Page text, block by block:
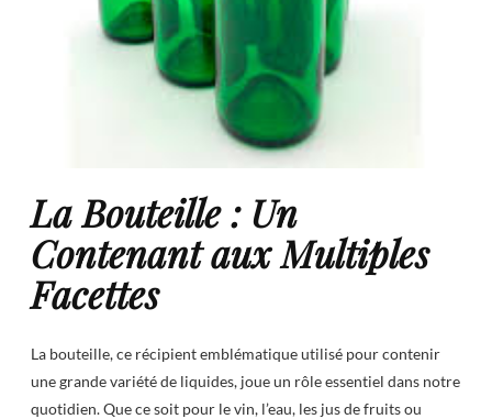
La Bouteille : Un
Contenant aux Multiples
Facettes
La bouteille, ce récipient emblématique utilisé pour contenir
une grande variété de liquides, joue un rôle essentiel dans notre
quotidien. Que ce soit pour le vin, l’eau, les jus de fruits ou